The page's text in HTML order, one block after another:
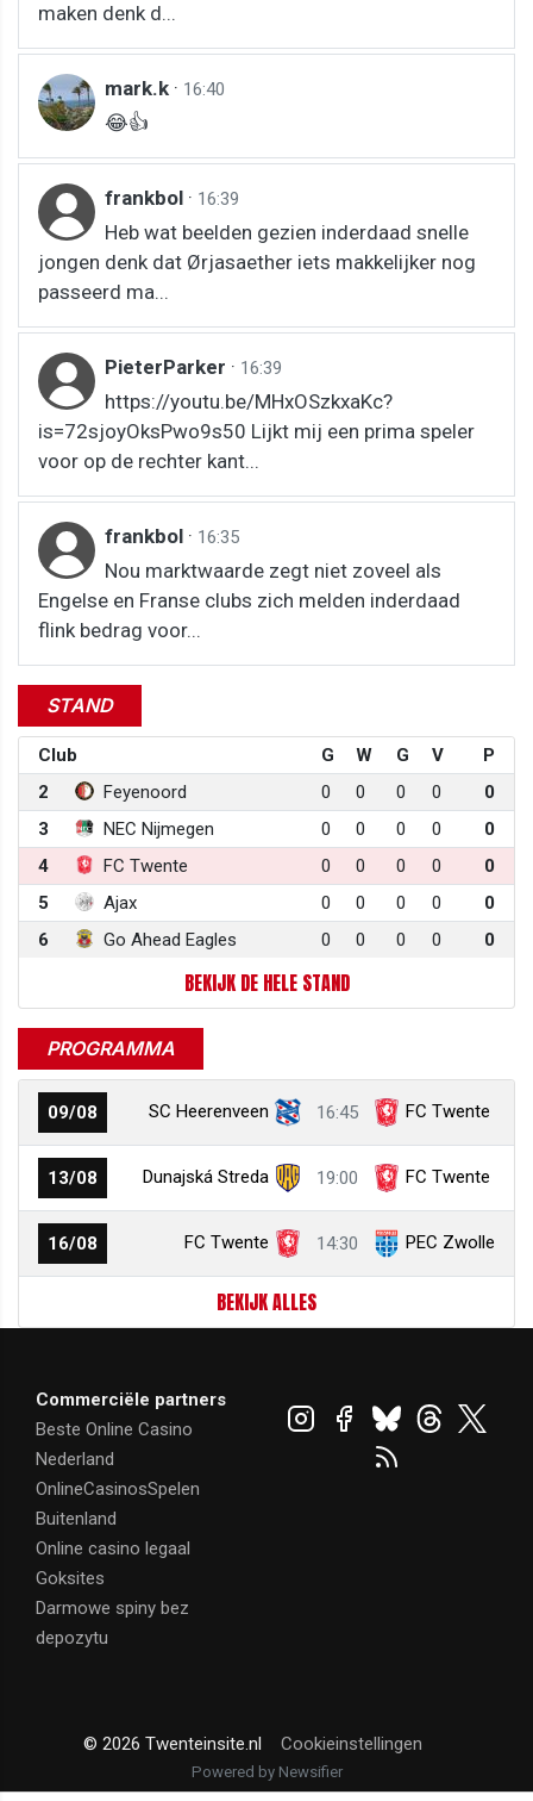
maken denk d...
mark.k · 16:40
😂👍
frankbol · 16:39
Heb wat beelden gezien inderdaad snelle
jongen denk dat Ørjasaether iets makkelijker nog
passeerd ma...
PieterParker · 16:39
https://youtu.be/MHxOSzkxaKc?
is=72sjoyOksPwo9s50 Lijkt mij een prima speler
voor op de rechter kant...
frankbol · 16:35
Nou marktwaarde zegt niet zoveel als
Engelse en Franse clubs zich melden inderdaad
flink bedrag voor...
STAND
Club G W G V
P
2
Feyenoord 0 0 0 0
0
3
NEC Nijmegen 0 0 0 0
0
4
FC Twente 0 0 0 0
0
5
Ajax 0 0 0 0
0
6
Go Ahead Eagles 0 0 0 0 0
BEKIJK DE HELE STAND
PROGRAMMA
09/08 SC Heerenveen 16:45 FC Twente
13/08 Dunajská Streda 19:00 FC Twente
16/08 FC Twente 14:30 PEC Zwolle
BEKIJK ALLES
Commerciële partners
Beste Online Casino
Nederland
OnlineCasinosSpelen
Buitenland
Online casino legaal
Goksites
Darmowe spiny bez
depozytu
© 2026 Twenteinsite.nl Cookieinstellingen
Powered by Newsifier